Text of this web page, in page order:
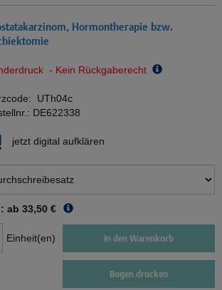
Hormontherapie bzw.
- Kein Rückgaberecht
UTh04c
DE622338
jetzt digital aufklären
ab 33,50 €
Einheit(en) In den Warenkorb
Bogen drucken